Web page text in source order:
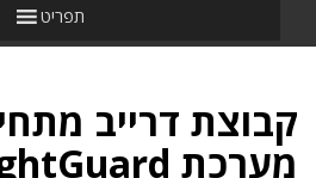
תפריט
קבוצת דרייב
מערכת Barak LightGuard